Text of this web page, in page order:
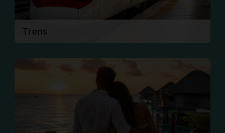
Trens